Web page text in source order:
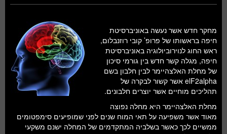
חברה
עתידנות
סקירות ספרים
טעימות מדע
מחקר חדש אשר נעשה באוניברסיטת
חיפה בראשותו של פרופ’ קובי רוזנבלום,
ראש החוג לנוירוביולוגיה באוניברסיטת
חיפה, מגלה קשר חדש בין גורמי סיכון
של מחלת האלצהיימר לבין חלבון בשם
elF2alpha אשר קשור לבקרה של
תהליכים מוחיים אשר יוצרים חלבונים.
מחלת האלצהיימר היא מחלה נפוצה
מאוד אשר משפיעה על תאי המוח שנים לפני שמופיעים סימפטומים
ממשיים לכך כאשר בשלביה המתקדמים של המחלה ישנם משקעי